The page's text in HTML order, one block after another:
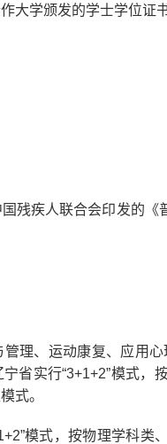
大学颁发的学士学位证
疾人联合会印发的《
、运动康复、应用心
省实行“3+1+2”模式
式。
模式，按物理学科类